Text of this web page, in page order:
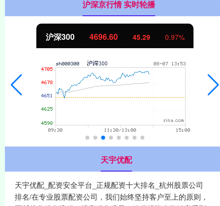
沪深京行情 实时轮播
沪深300 4696.60 45.29 0.97%
天宇优配
天宇优配_配资安全平台_正规配资十大排名_杭州股票公司
排名/在专业股票配资公司，我们始终坚持客户至上的原则，